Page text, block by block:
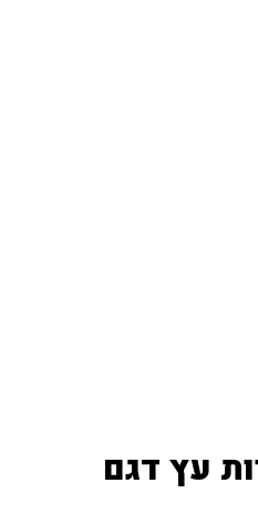
עץ דגם